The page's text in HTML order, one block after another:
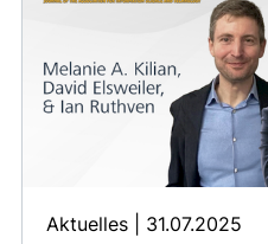
Aktuelles 31.07.2025